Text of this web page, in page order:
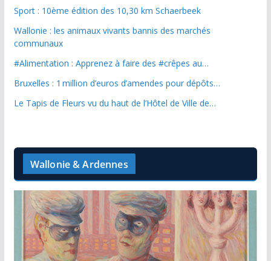
Sport : 10ème édition des 10,30 km Schaerbeek
Wallonie : les animaux vivants bannis des marchés
communaux
#Alimentation : Apprenez à faire des #crêpes au…
Bruxelles : 1 million d’euros d’amendes pour dépôts…
Le Tapis de Fleurs vu du haut de l’Hôtel de Ville de…
Wallonie & Ardennes